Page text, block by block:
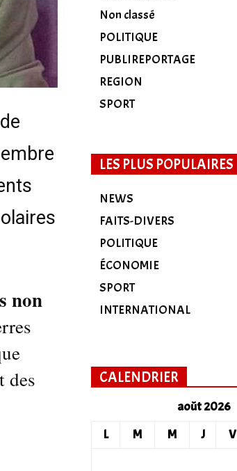
non
des
Non classé
POLITIQUE
PUBLIREPORTAGE
REGION
SPORT
LES PLUS POPULAIRES
NEWS
FAITS-DIVERS
POLITIQUE
ÉCONOMIE
SPORT
INTERNATIONAL
CALENDRIER
août 2026
L
M M J V